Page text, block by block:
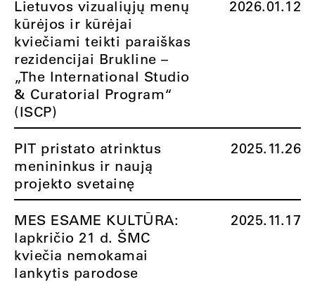
Lietuvos vizualiųjų menų
kūrėjos ir kūrėjai
kviečiami teikti paraiškas
rezidencijai Brukline –
„The International Studio
& Curatorial Program“
(ISCP)
2026.01.12
PIT pristato atrinktus
menininkus ir naują
projekto svetainę
2025.11.26
MES ESAME KULTŪRA:
lapkričio 21 d. ŠMC
kviečia nemokamai
lankytis parodose
2025.11.17